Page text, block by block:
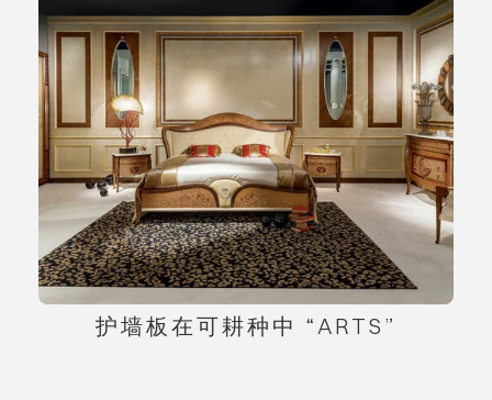
护墙板在可耕种中 “ARTS”